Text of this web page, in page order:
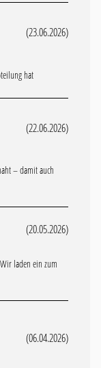
(23.06.2026)
hat
(22.06.2026)
– damit auch
(20.05.2026)
laden ein zum
(06.04.2026)